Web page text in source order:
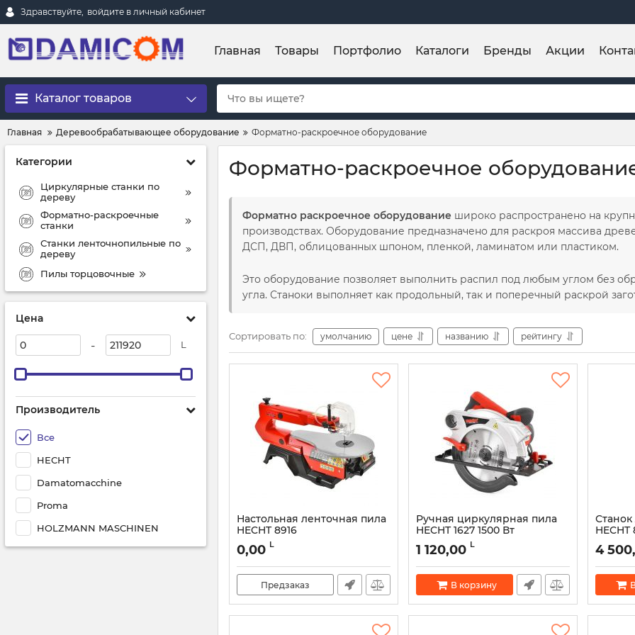
Здравствуйте, войдите в личный кабинет
Главная Товары Портфолио Каталоги Бренды Акции
Каталог товаров
Главная Деревообрабатывающее оборудование Форматно-раскроечное оборудование
Категории
Циркулярные станки по
дереву
Форматно-раскроечные
станки
Станки ленточнопильные по
дереву
Пилы торцовочные
Цена
- L
Производитель
Все
HECHT
Damatomacchine
Proma
HOLZMANN MASCHINEN
Форматно-раскроечное
Форматно раскроечное оборудование широко распространено на
производствах. Оборудование предназначено для раскроя массива
ДСП, ДВП, облицованных шпоном, пленкой, ламинатом или пластиком.
Это оборудование позволяет выполнить распил под любым углом без
угла. Станоки выполняет как продольный, так и поперечный раскрой
Сортировать по: умолчанию цене названию рейтингу
Настольная ленточная пила
HECHT 8916
Артикул:
0,00 L
Предзаказ
Ручная циркулярная пила
HECHT 1627 1500 Вт
Артикул: 51264
1 120,00 L
В корзину
HECHT
Артикул:
4